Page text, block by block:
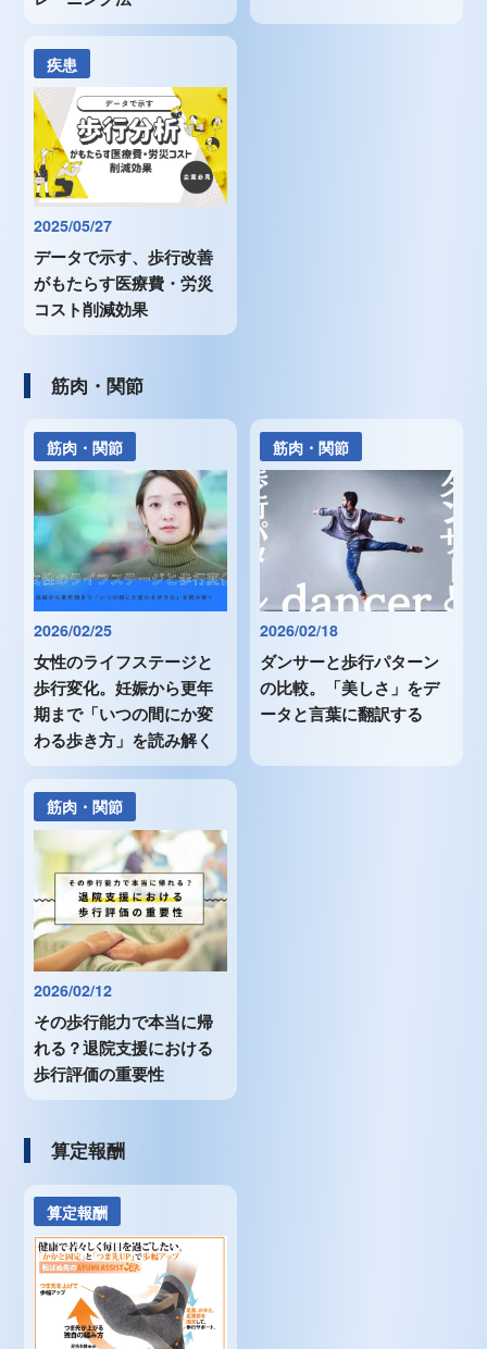
疾患
2025/05/27
データで示す、歩行改善
がもたらす医療費・労災
コスト削減効果
筋肉・関節
筋肉・関節
2026/02/25
女性のライフステージと
歩行変化。妊娠から更年
期まで「いつの間にか変
わる歩き方」を読み解く
筋肉・関節
2026/02/18
ダンサーと歩行パターン
の比較。「美しさ」をデ
ータと言葉に翻訳する
筋肉・関節
2026/02/12
その歩行能力で本当に帰
れる？退院支援における
歩行評価の重要性
算定報酬
算定報酬